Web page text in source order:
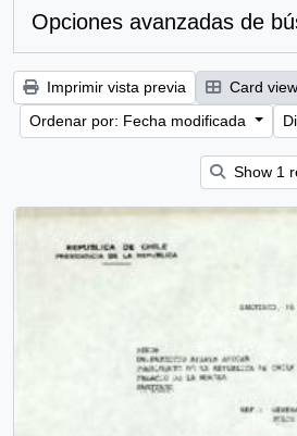
Opciones avanzadas de
Imprimir vista previa Card view
Ordenar por: Fecha modificada
Show 1